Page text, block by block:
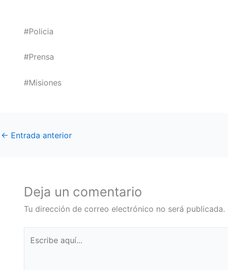
#Policia
#Prensa
#Misiones
← Entrada anterior
Deja un comentario
Tu dirección de correo electrónico no será publicada.
aquí...